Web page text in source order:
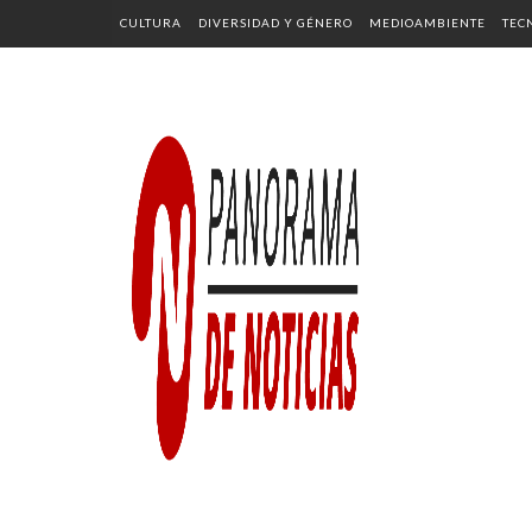
CULTURA DIVERSIDAD Y GÉNERO MEDIOAMBIENTE